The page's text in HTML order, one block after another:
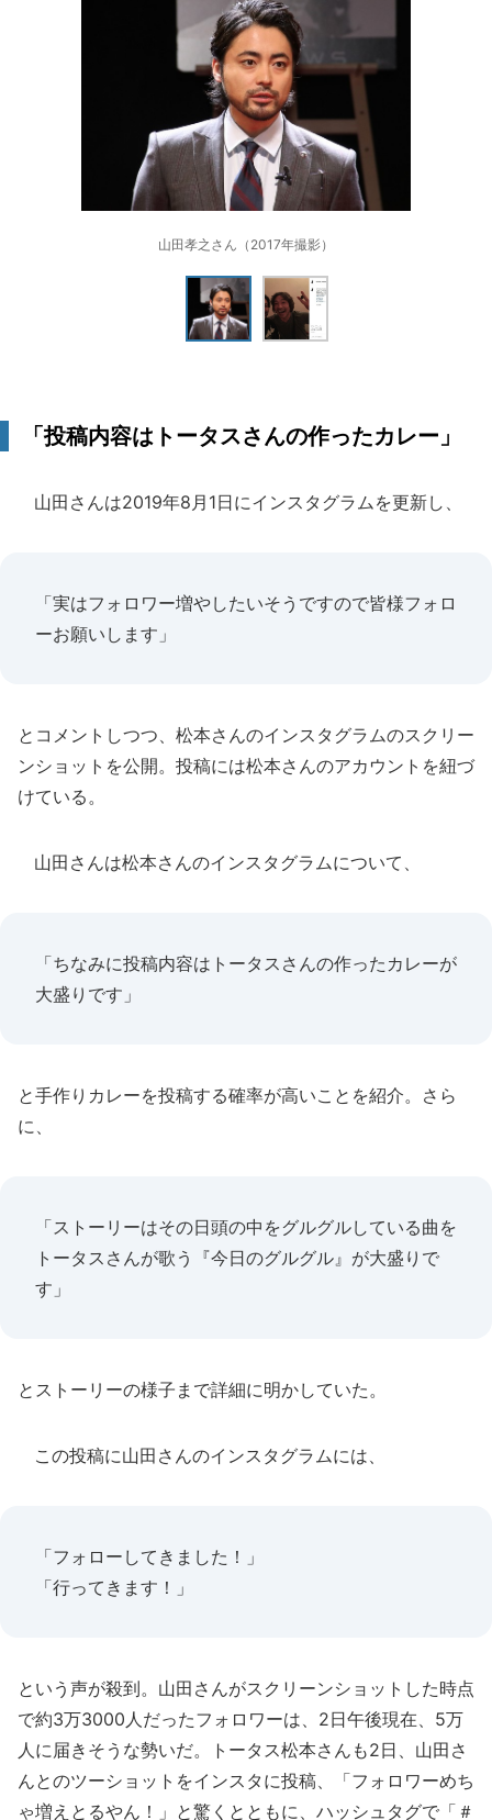
山田孝之さん（2017年撮影）
「投稿内容はトータスさんの作ったカレー」
山田さんは2019年8月1日にインスタグラムを更新し、
「実はフォロワー増やしたいそうですので皆様フォロ
ーお願いします」
とコメントしつつ、松本さんのインスタグラムのスクリー
ンショットを公開。投稿には松本さんのアカウントを紐づ
けている。
山田さんは松本さんのインスタグラムについて、
「ちなみに投稿内容はトータスさんの作ったカレーが
大盛りです」
と手作りカレーを投稿する確率が高いことを紹介。さら
に、
「ストーリーはその日頭の中をグルグルしている曲を
トータスさんが歌う『今日のグルグル』が大盛りで
す」
とストーリーの様子まで詳細に明かしていた。
この投稿に山田さんのインスタグラムには、
「フォローしてきました！」
「行ってきます！」
という声が殺到。山田さんがスクリーンショットした時点
で約3万3000人だったフォロワーは、2日午後現在、5万
人に届きそうな勢いだ。トータス松本さんも2日、山田さ
んとのツーショットをインスタに投稿、「フォロワーめち
ゃ増えとるやん！」と驚くとともに、ハッシュタグで「＃